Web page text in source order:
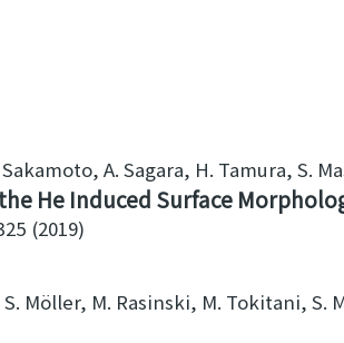
A. Sagara, H. Tamura, S.
He Induced Surface
2019
Möller, M. Rasinski, M. Tokitani, S.